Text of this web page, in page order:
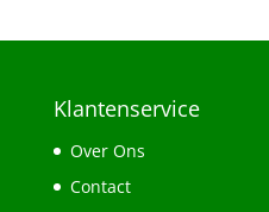
Klantenservice
Over Ons
Contact